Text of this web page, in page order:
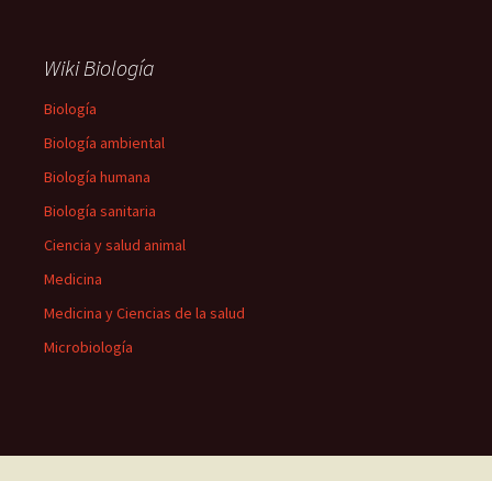
Wiki Biología
Biología
Biología ambiental
Biología humana
Biología sanitaria
Ciencia y salud animal
Medicina
Medicina y Ciencias de la salud
Microbiología